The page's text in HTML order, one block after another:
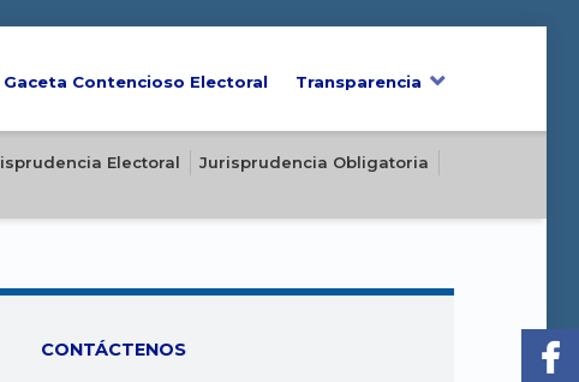
Gaceta Contencioso Electoral Transparencia
Electoral
Jurisprudencia Obligatoria
CONTÁCTENOS